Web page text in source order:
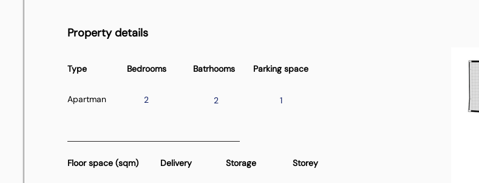
Property details
Type Bedrooms
Apartman 2
Batrhooms
2
Parking space
1
Floor space (sqm) Delivery Storage Storey